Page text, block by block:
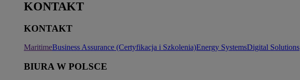
KONTAKT
KONTAKT
MaritimeBusiness Assurance (Certyfikacja i Szkolenia)Energy SystemsDigital Solutions
BIURA W POLSCE